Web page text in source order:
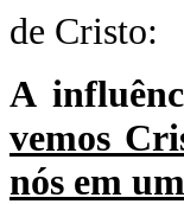
de Cristo:
A
vemos
nós em